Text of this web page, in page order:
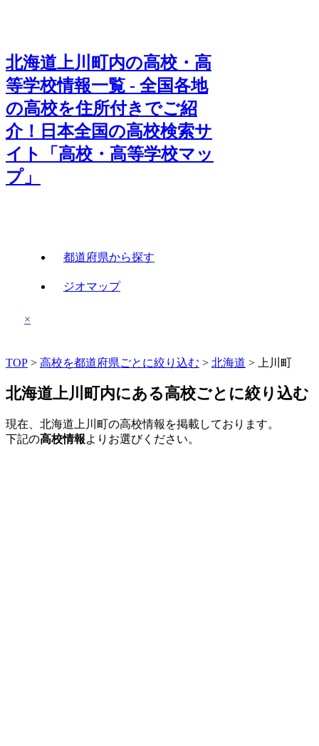
北海道上川町内の高校・高
等学校情報一覧 - 全国各地
の高校を住所付きでご紹
介！日本全国の高校検索サ
イト「高校・高等学校マッ
プ」
都道府県から探す
ジオマップ
×
TOP > 高校を都道府県ごとに絞り込む > 北海道 > 上川町
北海道上川町内にある高校ごとに絞り込む
現在、北海道上川町の高校情報を掲載しております。
下記の高校情報よりお選びください。